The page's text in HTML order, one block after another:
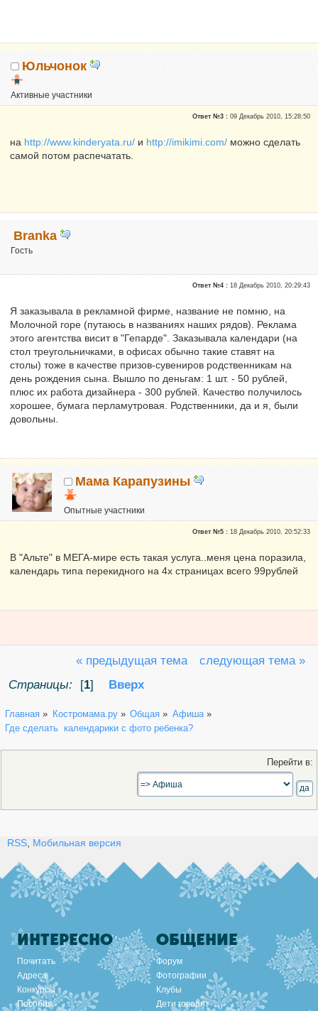
Юльчонок
Активные участники
Ответ №3 :09 Декабрь 2010, 15:28:50
на http://www.kinderyata.ru/ и http://imikimi.com/ можно сделать
самой потом распечатать.
Branka
Гость
Ответ №4 :18 Декабрь 2010, 20:29:43
Я заказывала в рекламной фирме, название не помню, на
Молочной горе (путаюсь в названиях наших рядов). Реклама
этого агентства висит в "Гепарде". Заказывала календари (на
стол треугольничками, в офисах обычно такие ставят на
столы) тоже в качестве призов-сувениров родственникам на
день рождения сына. Вышло по деньгам: 1 шт. - 50 рублей,
плюс их работа дизайнера - 300 рублей. Качество получилось
хорошее, бумага перламутровая. Родственники, да и я, были
довольны.
Мама Карапузины
Опытные участники
Ответ №5 :18 Декабрь 2010, 20:52:33
В "Альте" в МЕГА-мире есть такая услуга..меня цена поразила,
календарь типа перекидного на 4х страницах всего 99рублей
« предыдущая тема
следующая тема »
Страницы:
[1] Вверх
Главная » Костромама.ру» Общая » Афиша»
Где сделать  календарики с фото ребенка?
Перейти в:
RSS, Мобильная версия
ИНТЕРЕСНО
Почитать
Адреса
Конкурсы
Пособия
ОБЩЕНИЕ
Форум
Фотографии
Клубы
Дети говорят